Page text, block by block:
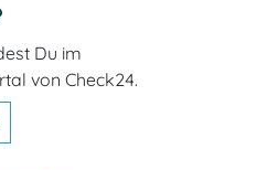
Du im
von Check24.